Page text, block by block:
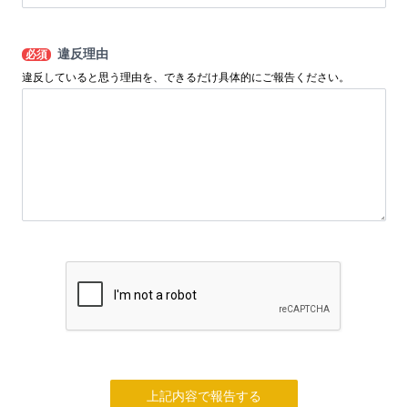
必須 違反理由
違反していると思う理由を、できるだけ具体的にご報告ください。
上記内容で報告する